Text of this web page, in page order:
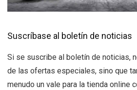
Suscríbase al boletín de noticias
Si se suscribe al boletín de noticias,
de las ofertas especiales, sino que
menudo un vale para la tienda online